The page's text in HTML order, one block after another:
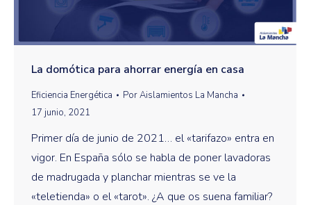
La domótica para ahorrar energía en casa
Eficiencia Energética PorAislamientos La Mancha
17 junio, 2021
Primer día de junio de 2021… el «tarifazo» entra en
vigor. En España sólo se habla de poner lavadoras
de madrugada y planchar mientras se ve la
«teletienda» o el «tarot». ¿A que os suena familiar?